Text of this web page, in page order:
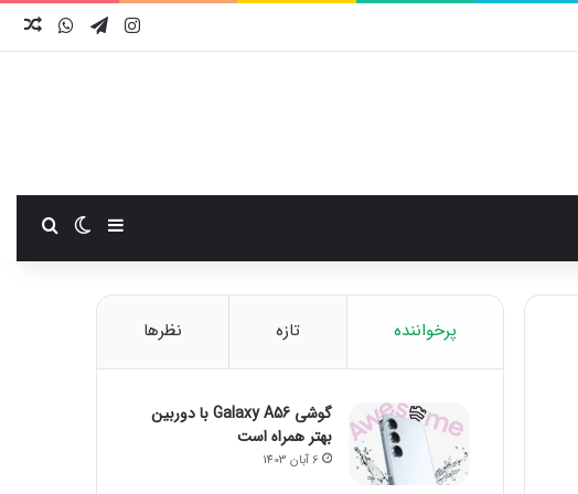
اینستاگرام
تلگرام واتس
سایدبارتغییر
پرخواننده تازه نظرها
گوشی Galaxy A56 با دوربین
بهتر همراه است
6 آبان 1403